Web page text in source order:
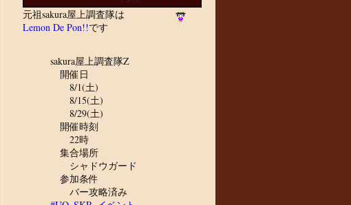
元祖sakura屋上調査隊は
Lemon De Pon!!です
sakura屋上調査隊Z
開催日
8/1(土)
8/15(土)
8/29(土)
開催時刻
22時
集合場所
シャドウガード
参加条件
バー攻略済み